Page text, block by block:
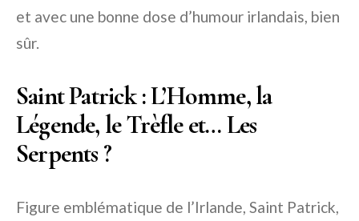
et avec une bonne dose d’humour irlandais, bien
sûr.
Saint Patrick : L’Homme, la
Légende, le Trèfle et… Les
Serpents ?
Figure emblématique de l’Irlande, Saint Patrick,